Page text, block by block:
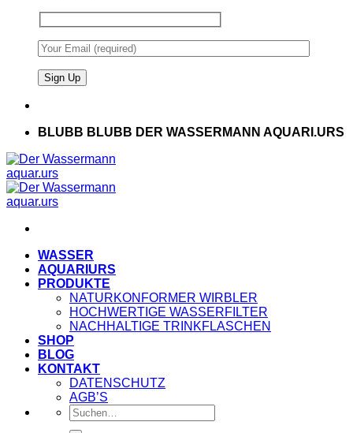
BLUBB BLUBB DER WASSERMANN AQUARI.URS
WASSER
AQUARIURS
PRODUKTE
NATURKONFORMER WIRBLER
HOCHWERTIGE WASSERFILTER
NACHHALTIGE TRINKFLASCHEN
SHOP
BLOG
KONTAKT
DATENSCHUTZ
AGB’S
Suche
nach: